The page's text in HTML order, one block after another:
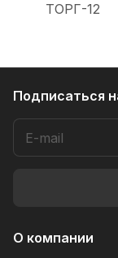
ТОРГ-12
Подписаться
О компании